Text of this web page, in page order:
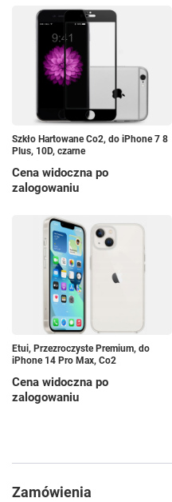
Szkło Hartowane Co2, do iPhone 7 8
Plus, 10D, czarne
Cena widoczna po
zalogowaniu
Etui, Przezroczyste Premium, do
iPhone 14 Pro Max, Co2
Cena widoczna po
zalogowaniu
Zamówienia